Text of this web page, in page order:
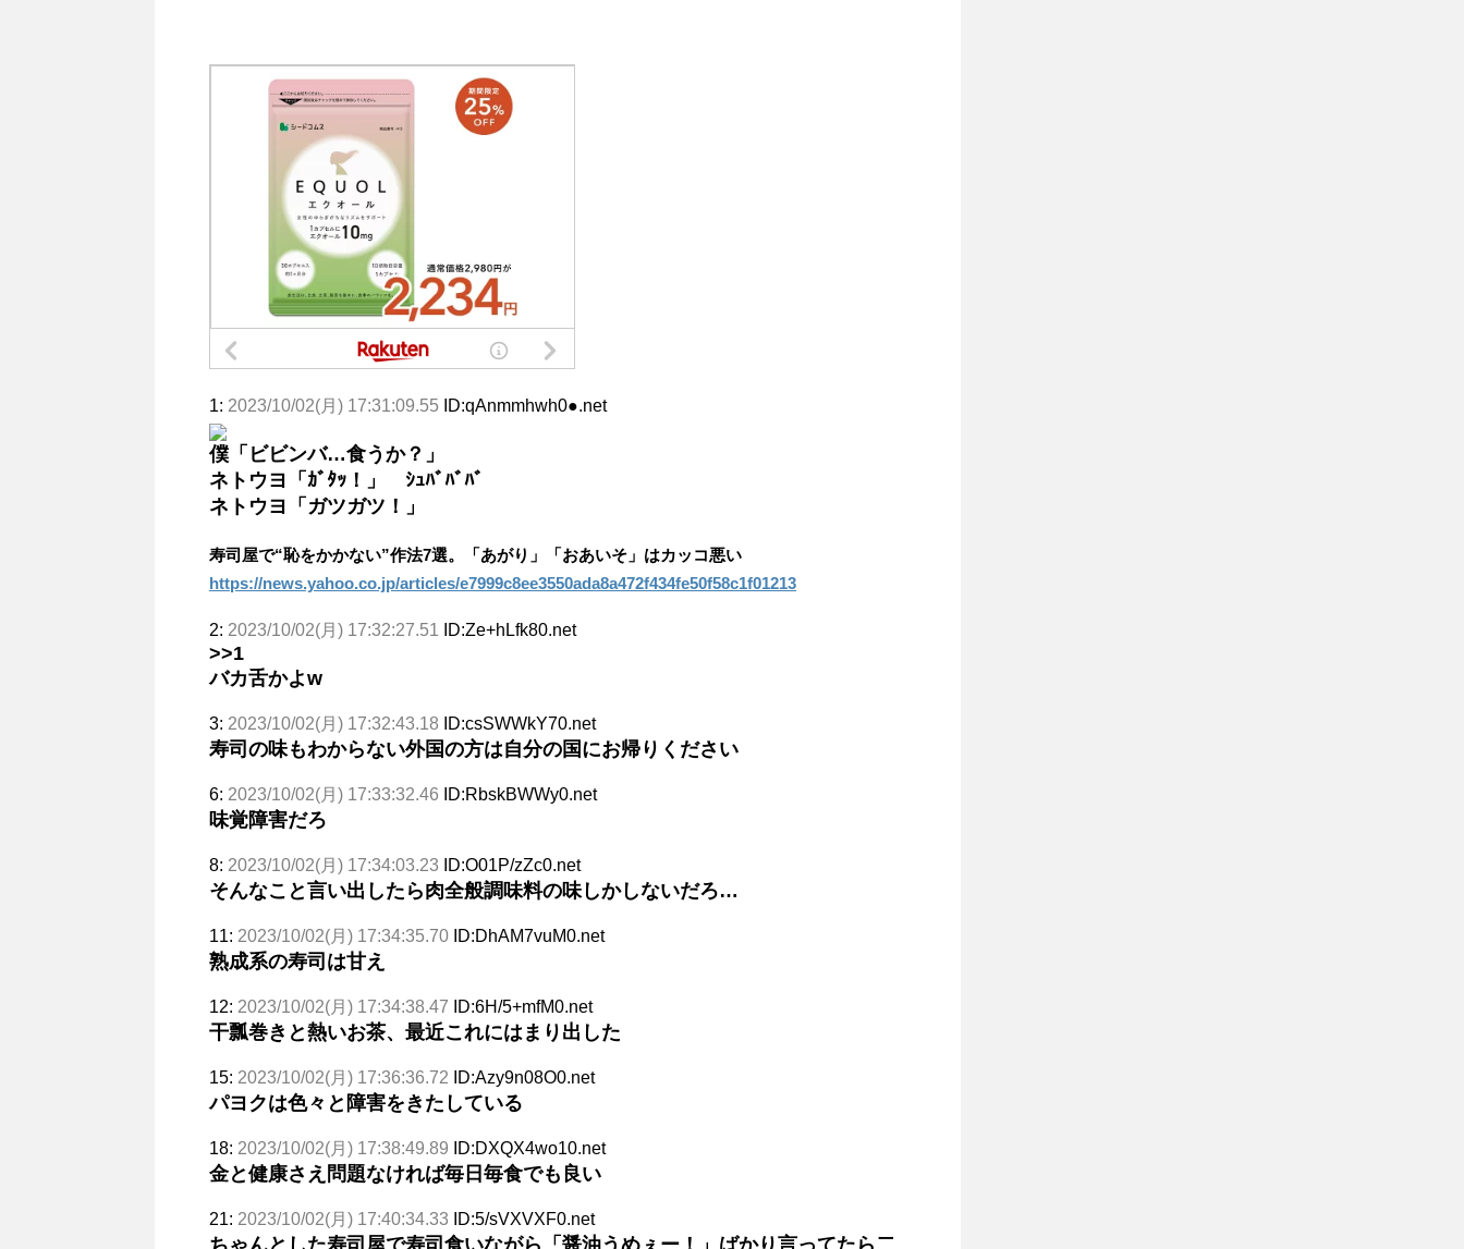
1: 2023/10/02(月) 17:31:09.55 ID:qAnmmhwh0●.net
僕「ビビンバ…食うか？」
ネトウヨ「ｶﾞﾀｯ！」 ｼｭﾊﾞﾊﾞﾊﾞ
ネトウヨ「ガツガツ！」
寿司屋で“恥をかかない”作法7選。「あがり」「おあいそ」はカッコ悪い
https://news.yahoo.co.jp/articles/e7999c8ee3550ada8a472f434fe50f58c1f01213
2: 2023/10/02(月) 17:32:27.51 ID:Ze+hLfk80.net
>>1
バカ舌かよw
3: 2023/10/02(月) 17:32:43.18 ID:csSWWkY70.net
寿司の味もわからない外国の方は自分の国にお帰りください
6: 2023/10/02(月) 17:33:32.46 ID:RbskBWWy0.net
味覚障害だろ
8: 2023/10/02(月) 17:34:03.23 ID:O01P/zZc0.net
そんなこと言い出したら肉全般調味料の味しかしないだろ…
11: 2023/10/02(月) 17:34:35.70 ID:DhAM7vuM0.net
熟成系の寿司は甘え
12: 2023/10/02(月) 17:34:38.47 ID:6H/5+mfM0.net
干瓢巻きと熱いお茶、最近これにはまり出した
15: 2023/10/02(月) 17:36:36.72 ID:Azy9n08O0.net
パヨクは色々と障害をきたしている
18: 2023/10/02(月) 17:38:49.89 ID:DXQX4wo10.net
金と健康さえ問題なければ毎日毎食でも良い
21: 2023/10/02(月) 17:40:34.33 ID:5/sVXVXF0.net